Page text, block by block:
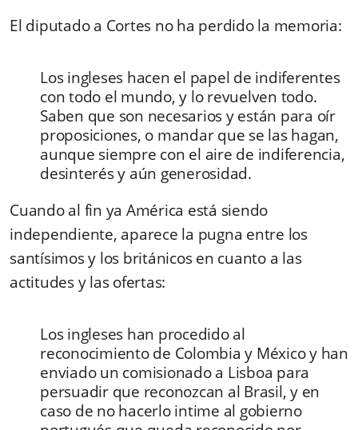
El diputado a Cortes no ha perdido la memoria:
Los ingleses hacen el papel de indiferentes
con todo el mundo, y lo revuelven todo.
Saben que son necesarios y están para oír
proposiciones, o mandar que se las hagan,
aunque siempre con el aire de indiferencia,
desinterés y aún generosidad.
Cuando al fin ya América está siendo
independiente, aparece la pugna entre los
santísimos y los británicos en cuanto a las
actitudes y las ofertas:
Los ingleses han procedido al
reconocimiento de Colombia y México y han
enviado un comisionado a Lisboa para
persuadir que reconozcan al Brasil, y en
caso de no hacerlo intime al gobierno